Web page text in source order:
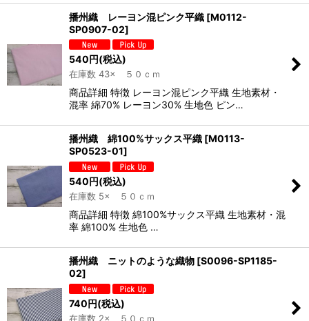
播州織 レーヨン混ピンク平織 [M0112-
SP0907-02]
540円(税込)
在庫数 43× ５０ｃｍ
商品詳細 特徴 レーヨン混ピンク平織 生地素材・
混率 綿70% レーヨン30% 生地色 ピン…
播州織 綿100%サックス平織 [M0113-
SP0523-01]
540円(税込)
在庫数 5× ５０ｃｍ
商品詳細 特徴 綿100%サックス平織 生地素材・混
率 綿100% 生地色 …
播州織 ニットのような織物 [S0096-SP1185-
02]
740円(税込)
在庫数 2× ５０ｃｍ